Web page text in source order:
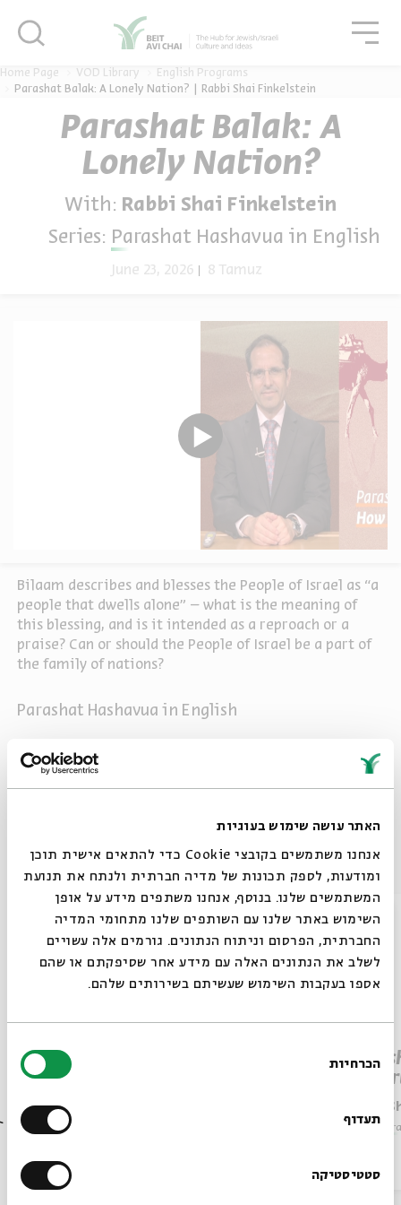
האתר עושה שימוש בעוגיות
אנחנו משתמשים בקובצי Cookie כדי להתאים אישית תוכן
ומודעות, לספק תכונות של מדיה חברתית ולנתח את תנועת
המשתמשים שלנו. בנוסף, אנחנו משתפים מידע על אופן
השימוש באתר שלנו עם השותפים שלנו מתחומי המדיה
החברתית, הפרסום וניתוח הנתונים. גורמים אלה עשויים
לשלב את הנתונים האלה עם מידע אחר שסיפקתם או שהם
אספו בעקבות השימוש שעשיתם בשירותים שלהם.
הסכמה
הכרחיות
תעדוף
סטטיסטיקה
Home Page VOD Library
English Programs
Parashat Balak: A Lonely Nation? | Rabbi Shai Finkelstein
Parashat Balak: A
Lonely Nation?
With: Rabbi Shai Finkelstein
Series: Parashat Hashavua in English
June 23, 2026 8 Tamuz
Bilaam describes and blesses the People of Israel as “a
people that dwells alone” – what is the meaning of
this blessing, and is it intended as a reproach or a
praise? Can or should the People of Israel be a part of
the family of nations?
Parashat Hashavua in English
Share
Other episodes in the series
Parashat Beha’alotcha – The
Beginning of the End
Rabbi Shai Finkelstein
Series: Parashat Hashavua in English
Video
Rabbi
Series:
סגור
BEIT AVI CHAI’s programs!
Sign up for our newsletter!